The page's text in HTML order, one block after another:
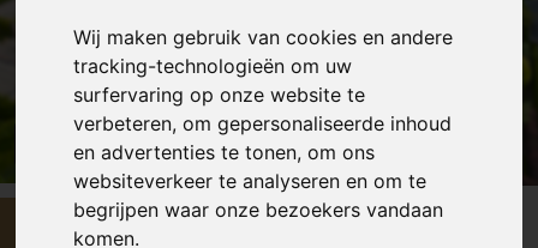
Wij maken gebruik van cookies en andere
tracking-technologieën om uw
surfervaring op onze website te
verbeteren, om gepersonaliseerde inhoud
en advertenties te tonen, om ons
websiteverkeer te analyseren en om te
begrijpen waar onze bezoekers vandaan
komen.
Alle fotos
€ 399 000